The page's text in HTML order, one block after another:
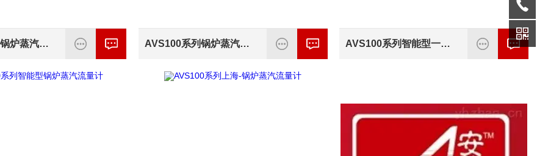
AVS100系列锅炉蒸汽流量传感器 AVS100系列锅炉蒸汽流量计/AVS100 AVS100系列智能型一体涡街流量计